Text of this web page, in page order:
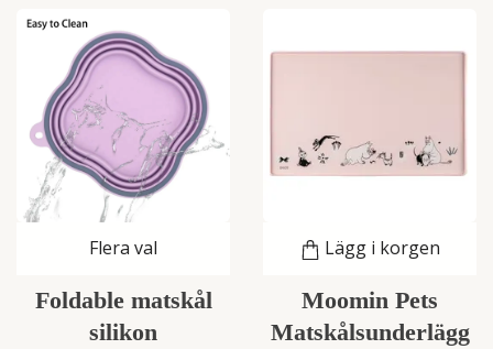
Flera val
Foldable matskål
silikon
Lägg i korgen
Moomin Pets
Matskålsunderlägg